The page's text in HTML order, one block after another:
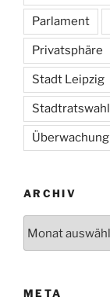
Parlament
Privatsphäre
Stadt Leipzig
Stadtratswahl
Überwachung
ARCHIV
META